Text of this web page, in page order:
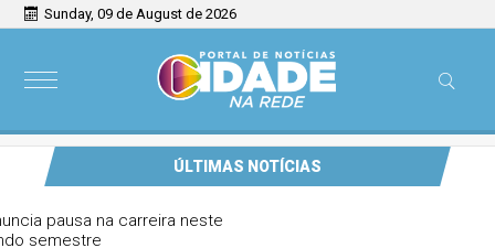
Sunday, 09 de August de 2026
ÚLTIMAS NOTÍCIAS
Tenista Bia Haddad anuncia pausa na carreira neste